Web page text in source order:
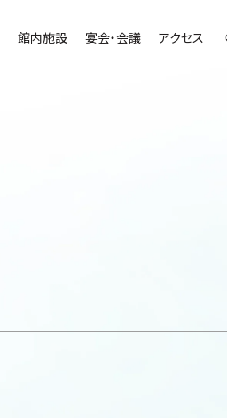
館内施設 宴会・会議 アクセス